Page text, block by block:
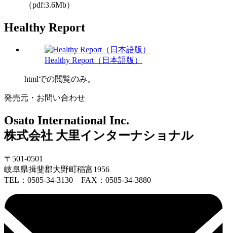
（pdf:3.6Mb）
Healthy Report
Healthy Report（日本語版）
htmlでの閲覧のみ。
発売元・お問い合わせ
Osato International Inc.
株式会社 大里インターナショナル
〒501-0501
岐阜県揖斐郡大野町稲富1956
TEL： 0585-34-3130 FAX：0585-34-3880